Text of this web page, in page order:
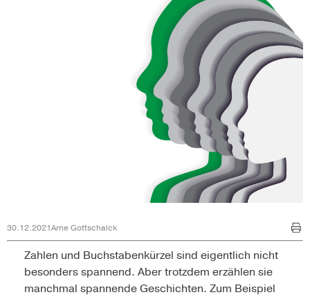
30.12.2021Arne Gottschalck
Zahlen und Buchstabenkürzel sind eigentlich nicht
besonders spannend. Aber trotzdem erzählen sie
manchmal spannende Geschichten. Zum Beispiel